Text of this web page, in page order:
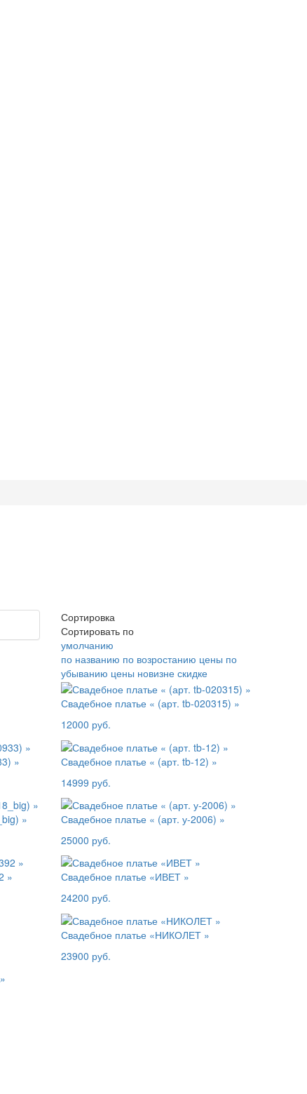
Сортировка
Сортировать по
умолчанию
по названию по возростанию цены по
убыванию цены новизне скидке
Свадебное платье « (арт. tb-020315) »
12000 руб.
»
Свадебное платье « (арт. tb-12) »
14999 руб.
»
Свадебное платье « (арт. у-2006) »
25000 руб.
»
Свадебное платье «ИВЕТ »
24200 руб.
Свадебное платье «НИКОЛЕТ »
23900 руб.